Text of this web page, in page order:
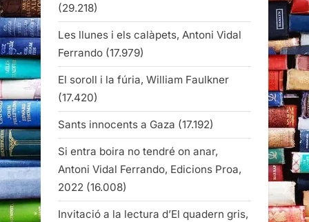
(29.218)
Les llunes i els calàpets, Antoni Vidal
Ferrando (17.979)
El soroll i la fúria, William Faulkner
(17.420)
Sants innocents a Gaza (17.192)
Si entra boira no tendré on anar,
Antoni Vidal Ferrando, Edicions Proa,
2022 (16.008)
Invitació a la lectura d’El quadern gris,